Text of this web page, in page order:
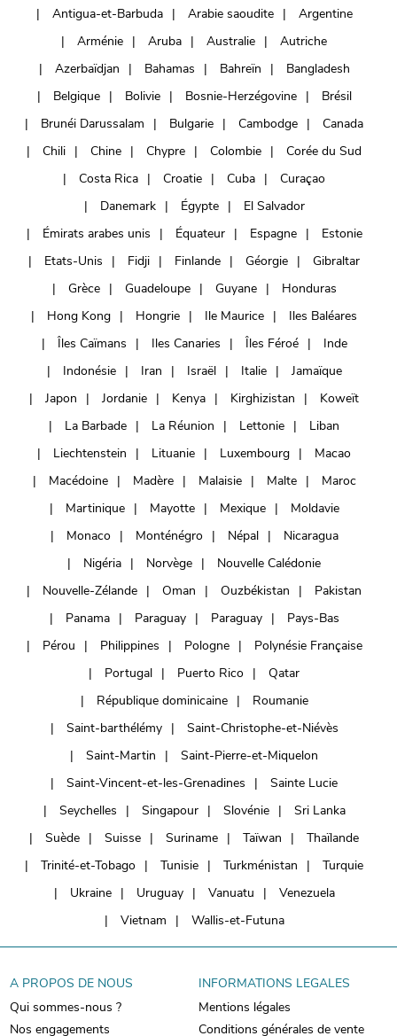
Antigua-et-Barbuda
Arabie saoudite
Argentine
Arménie
Aruba Australie
Autriche
Azerbaïdjan
Bahamas Bahreïn
Bangladesh
Belgique
Bolivie Bosnie-Herzégovine
Brésil
Brunéi Darussalam
Bulgarie Cambodge
Canada
Chili
Chine Chypre Colombie
Corée du Sud
Costa Rica
Croatie Cuba
Curaçao
Danemark
Égypte
El Salvador
Émirats arabes unis
Équateur Espagne
Estonie
Etats-Unis
Fidji Finlande Géorgie
Gibraltar
Grèce
Guadeloupe Guyane
Honduras
Hong Kong
Hongrie Ile Maurice
Iles Baléares
Îles Caïmans
Iles Canaries Îles Féroé
Inde
Indonésie
Iran Israël Italie
Jamaïque
Japon
Jordanie Kenya Kirghizistan
Koweït
La Barbade
La Réunion Lettonie
Liban
Liechtenstein
Lituanie Luxembourg
Macao
Macédoine
Madère Malaisie Malte
Maroc
Martinique
Mayotte Mexique
Moldavie
Monaco
Monténégro Népal
Nicaragua
Nigéria
Norvège
Nouvelle Calédonie
Nouvelle-Zélande
Oman Ouzbékistan
Pakistan
Panama
Paraguay Paraguay
Pays-Bas
Pérou
Philippines Pologne
Polynésie Française
Portugal
Puerto Rico
Qatar
République dominicaine
Roumanie
Saint-barthélémy
Saint-Christophe-et-Niévès
Saint-Martin
Saint-Pierre-et-Miquelon
Saint-Vincent-et-les-Grenadines
Sainte Lucie
Seychelles
Singapour Slovénie
Sri Lanka
Suède
Suisse Suriname Taïwan
Thaïlande
Trinité-et-Tobago
Tunisie Turkménistan
Turquie
Ukraine
Uruguay Vanuatu
Venezuela
Vietnam
Wallis-et-Futuna
A PROPOS DE NOUS
Qui sommes-nous ?
Nos engagements
INFORMATIONS LEGALES
Mentions légales
Conditions générales de vente